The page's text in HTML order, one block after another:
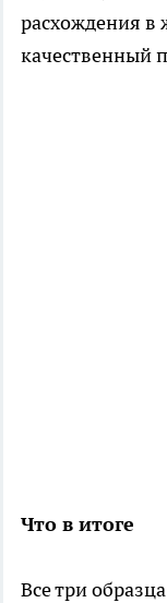
расхождения в
качественный
Что в итоге
Все три